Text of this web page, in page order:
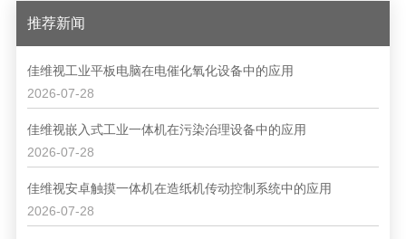
推荐新闻
佳维视工业平板电脑在电催化氧化设备中的应用
2026-07-28
佳维视嵌入式工业一体机在污染治理设备中的应用
2026-07-28
佳维视安卓触摸一体机在造纸机传动控制系统中的应用
2026-07-28